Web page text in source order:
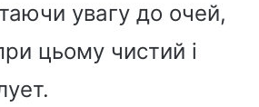
увагу до очей,
цьому чистий і